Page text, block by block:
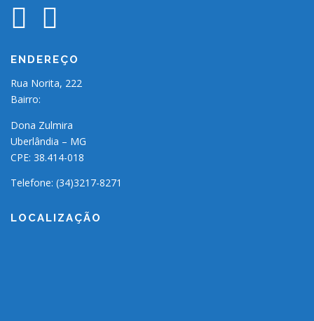
ENDEREÇO
Rua Norita, 222
Bairro:
Dona Zulmira
Uberlândia – MG
CPE: 38.414-018
Telefone: (34)3217-8271
LOCALIZAÇÃO